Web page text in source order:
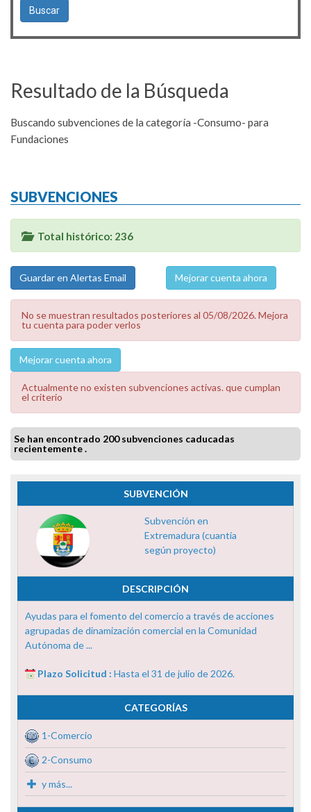
Resultado de la Búsqueda
Buscando subvenciones de la categoría -Consumo- para
Fundaciones
SUBVENCIONES
Total histórico: 236
Mejorar cuenta ahora
No se muestran resultados posteriores al 05/08/2026. Mejora
tu cuenta para poder verlos
Mejorar cuenta ahora
Actualmente no existen subvenciones activas. que cumplan
el criterio
Se han encontrado 200 subvenciones caducadas
recientemente .
SUBVENCIÓN
Subvención en
Extremadura (cuantía
según proyecto)
DESCRIPCIÓN
Ayudas para el fomento del comercio a través de acciones
agrupadas de dinamización comercial en la Comunidad
Autónoma de ...
Plazo Solicitud : Hasta el 31 de julio de 2026.
CATEGORÍAS
1-Comercio
2-Consumo
y más...